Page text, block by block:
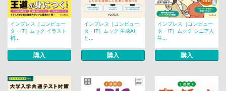
インプレス［コンピュー
タ・IT］ムック イラスト
初...
購入
インプレス［コンピュー
タ・IT］ムック 生成AI
と...
購入
インプレス［コンピュー
タ・IT］ムック シニア人
生...
購入